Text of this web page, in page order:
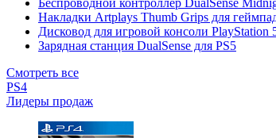
Беспроводной контроллер DualSense
Накладки Artplays Thumb Grips для
Дисковод для игровой консоли
Зарядная станция DualSense для PS5
Смотреть все
PS4
Лидеры продаж